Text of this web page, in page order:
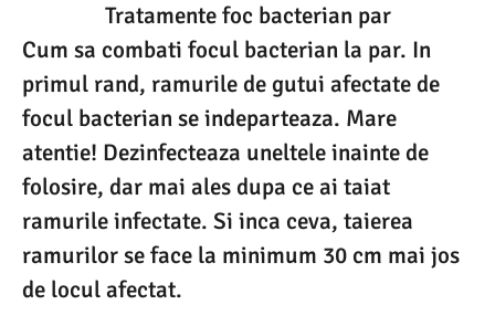
Tratamente foc bacterian par
Cum sa combati focul bacterian la par. In
primul rand, ramurile de gutui afectate de
focul bacterian se indeparteaza. Mare
atentie! Dezinfecteaza uneltele inainte de
folosire, dar mai ales dupa ce ai taiat
ramurile infectate. Si inca ceva, taierea
ramurilor se face la minimum 30 cm mai jos
de locul afectat.